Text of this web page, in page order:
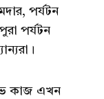
পর্যটন
পর্যটন
কাজ এখন